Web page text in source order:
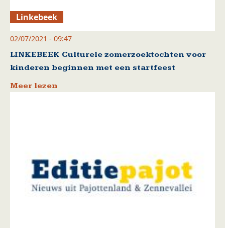
Linkebeek
02/07/2021 - 09:47
LINKEBEEK Culturele zomerzoektochten voor
kinderen beginnen met een startfeest
Meer lezen